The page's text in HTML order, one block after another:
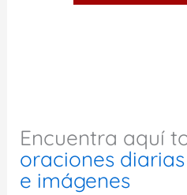
Encuentra aquí
oraciones
e imágenes